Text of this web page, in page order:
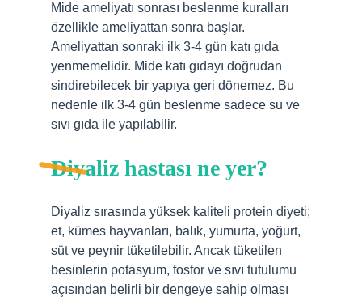
Mide ameliyatı sonrası beslenme kuralları
özellikle ameliyattan sonra başlar.
Ameliyattan sonraki ilk 3-4 gün katı gıda
yenmemelidir. Mide katı gıdayı doğrudan
sindirebilecek bir yapıya geri dönemez. Bu
nedenle ilk 3-4 gün beslenme sadece su ve
sıvı gıda ile yapılabilir.
Diyaliz hastası ne yer?
Diyaliz sırasında yüksek kaliteli protein diyeti;
et, kümes hayvanları, balık, yumurta, yoğurt,
süt ve peynir tüketilebilir. Ancak tüketilen
besinlerin potasyum, fosfor ve sıvı tutulumu
açısından belirli bir dengeye sahip olması